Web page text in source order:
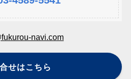
navi.com
せはこちら